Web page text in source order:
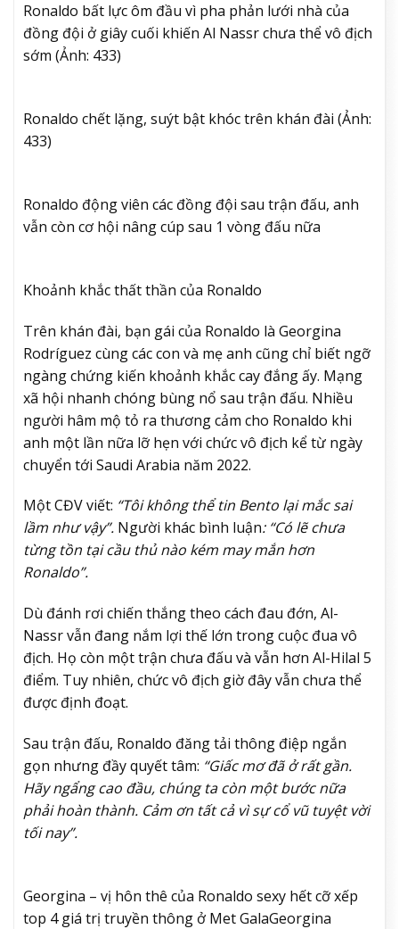
Ronaldo bất lực ôm đầu vì pha phản lưới nhà của
đồng đội ở giây cuối khiến Al Nassr chưa thể vô địch
sớm (Ảnh: 433)
Ronaldo chết lặng, suýt bật khóc trên khán đài (Ảnh:
433)
Ronaldo động viên các đồng đội sau trận đấu, anh
vẫn còn cơ hội nâng cúp sau 1 vòng đấu nữa
Khoảnh khắc thất thần của Ronaldo
Trên khán đài, bạn gái của Ronaldo là Georgina
Rodríguez cùng các con và mẹ anh cũng chỉ biết ngỡ
ngàng chứng kiến khoảnh khắc cay đắng ấy. Mạng
xã hội nhanh chóng bùng nổ sau trận đấu. Nhiều
người hâm mộ tỏ ra thương cảm cho Ronaldo khi
anh một lần nữa lỡ hẹn với chức vô địch kể từ ngày
chuyển tới Saudi Arabia năm 2022.
Một CĐV viết: “Tôi không thể tin Bento lại mắc sai
lầm như vậy”. Người khác bình luận: “Có lẽ chưa
từng tồn tại cầu thủ nào kém may mắn hơn
Ronaldo”.
Dù đánh rơi chiến thắng theo cách đau đớn, Al-
Nassr vẫn đang nắm lợi thế lớn trong cuộc đua vô
địch. Họ còn một trận chưa đấu và vẫn hơn Al-Hilal 5
điểm. Tuy nhiên, chức vô địch giờ đây vẫn chưa thể
được định đoạt.
Sau trận đấu, Ronaldo đăng tải thông điệp ngắn
gọn nhưng đầy quyết tâm: “Giấc mơ đã ở rất gần.
Hãy ngẩng cao đầu, chúng ta còn một bước nữa
phải hoàn thành. Cảm ơn tất cả vì sự cổ vũ tuyệt vời
tối nay”.
Georgina – vị hôn thê của Ronaldo sexy hết cỡ xếp
top 4 giá trị truyền thông ở Met GalaGeorgina